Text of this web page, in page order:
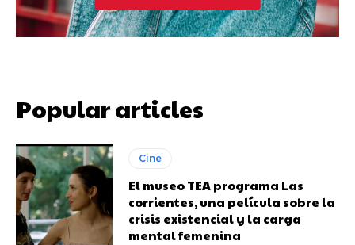
Popular articles
Cine
El museo TEA programa Las
corrientes, una película sobre la
crisis existencial y la carga
mental femenina